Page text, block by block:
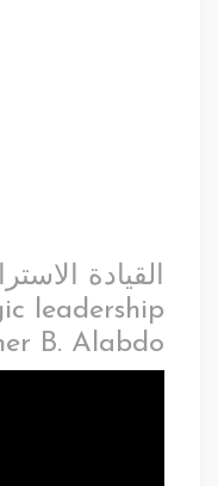
القيادة
leadership
B. Alabdo